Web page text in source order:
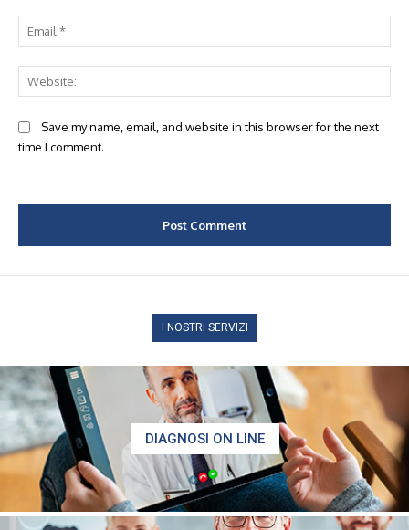
Save my name, email, and website in this browser for the next
time I comment.
I NOSTRI SERVIZI
DIAGNOSI ON LINE